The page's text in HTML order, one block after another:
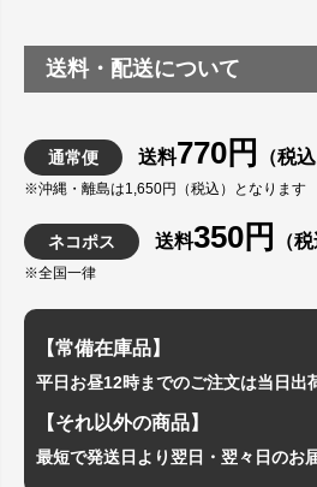
送料・配送について
通常便 送料770円 （税込
※沖縄・離島は1,650円（税込）となります
ネコポス 送料350円 （税
※全国一律
【常備在庫品】
平日お昼12時までのご注文は当日出
【それ以外の商品】
最短で発送日より翌日・翌々日のお